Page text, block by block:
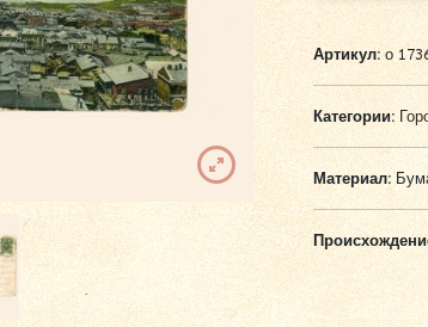
Артикул:о
Категории:
Материал: